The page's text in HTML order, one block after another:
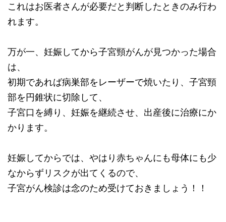
これはお医者さんが必要だと判断したときのみ行わ
れます。
万が一、妊娠してから子宮頸がんが見つかった場合
は、
初期であれば病巣部をレーザーで焼いたり、子宮頸
部を円錐状に切除して、
子宮口を縛り、妊娠を継続させ、出産後に治療にか
かります。
妊娠してからでは、やはり赤ちゃんにも母体にも少
なからずリスクが出てくるので、
子宮がん検診は念のため受けておきましょう！！